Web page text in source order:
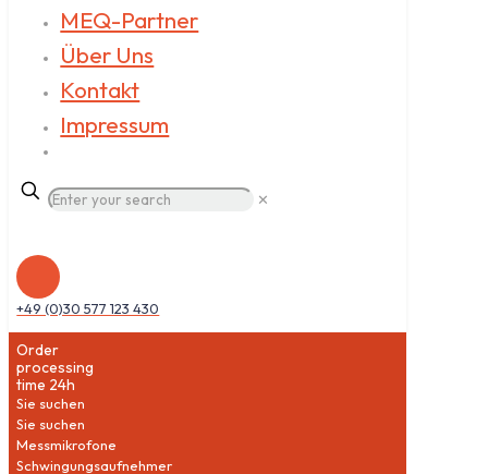
MEQ-Partner
Über Uns
Kontakt
Impressum
✕
+49 (0)30 577 123 430
Order
processing
time 24h
Sie suchen
Sie suchen
Messmikrofone
Schwingungsaufnehmer